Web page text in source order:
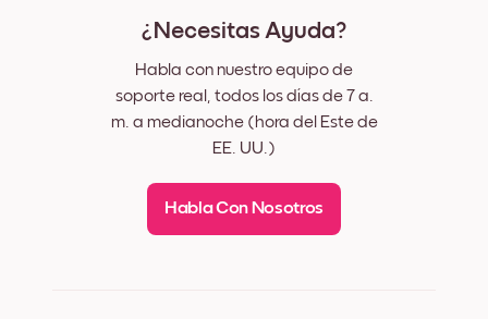
¿Necesitas Ayuda?
Habla con nuestro equipo de
soporte real, todos los días de 7 a.
m. a medianoche (hora del Este de
EE. UU.)
Habla Con Nosotros